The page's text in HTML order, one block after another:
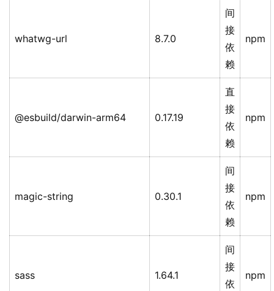
whatwg-url 8.7.0
间
接
依
赖
npm
@esbuild/darwin-arm64 0.17.19
直
接
依
赖
npm
magic-string 0.30.1
间
接
依
赖
npm
sass 1.64.1
间
接
依
npm